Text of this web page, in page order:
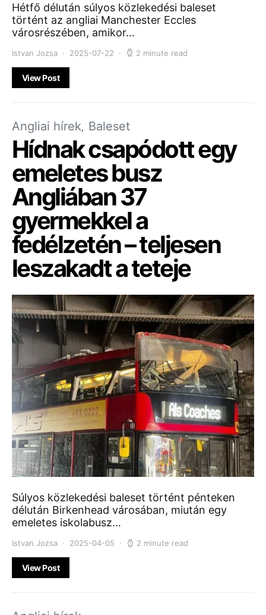
Hétfő délután súlyos közlekedési baleset
történt az angliai Manchester Eccles
városrészében, amikor…
Istvan Jozsa 2025-07-22 2 minute read
View Post
Angliai hírek Baleset
Hídnak csapódott egy
emeletes busz
Angliában 37
gyermekkel a
fedélzetén – teljesen
leszakadt a teteje
Súlyos közlekedési baleset történt pénteken
délután Birkenhead városában, miután egy
emeletes iskolabusz…
Istvan Jozsa 2025-04-05 2 minute read
View Post